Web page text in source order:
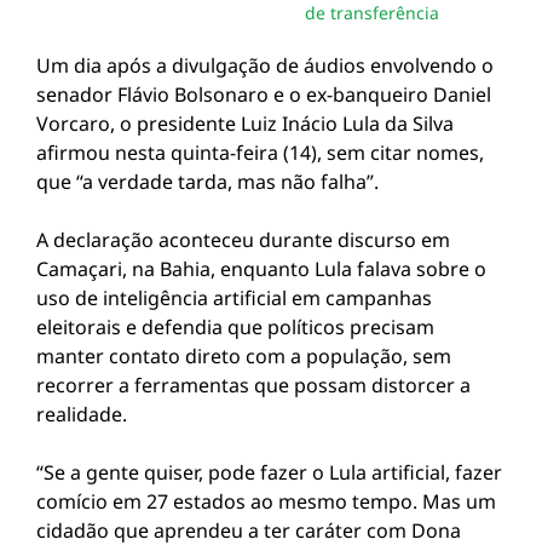
de transferência
Um dia após a divulgação de áudios envolvendo o
senador Flávio Bolsonaro e o ex-banqueiro Daniel
Vorcaro, o presidente Luiz Inácio Lula da Silva
afirmou nesta quinta-feira (14), sem citar nomes,
que “a verdade tarda, mas não falha”.
A declaração aconteceu durante discurso em
Camaçari, na Bahia, enquanto Lula falava sobre o
uso de inteligência artificial em campanhas
eleitorais e defendia que políticos precisam
manter contato direto com a população, sem
recorrer a ferramentas que possam distorcer a
realidade.
“Se a gente quiser, pode fazer o Lula artificial, fazer
comício em 27 estados ao mesmo tempo. Mas um
cidadão que aprendeu a ter caráter com Dona